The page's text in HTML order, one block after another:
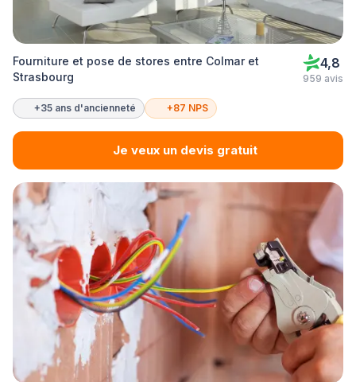
Fourniture et pose de stores entre Colmar et
Strasbourg
4,8
959 avis
+35 ans d'ancienneté +87 NPS
Je veux un devis gratuit